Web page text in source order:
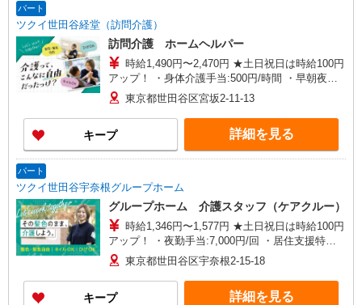
パート
ツクイ世田谷経堂（訪問介護）
訪問介護 ホームヘルパー
時給1,490円〜2,470円 ★土日祝日は時給100円
アップ！ ・身体介護手当:500円/時間 ・早朝夜間
深夜手当:300円/時間 （18:00〜翌07:59の時間
帯） ・ICT手当:2,000円/月 ・深夜割増は別途支給
・ケア→ケアの移動時間も賃金（時給）を支給 ・
居住支援特別手当:120円/時間含む ※給与幅は資
格・経験等による
東京都世田谷区宮坂2-11-13
キープ 詳細を見る
パート
ツクイ世田谷宇奈根グループホーム
グループホーム 介護スタッフ（ケアクルー）
時給1,346円〜1,577円 ★土日祝日は時給100円
アップ！ ・夜勤手当:7,000円/回 ・居住支援特別
手当:120円/時間含む ※給与幅は資格・経験等によ
る
東京都世田谷区宇奈根2-15-18
キープ 詳細を見る